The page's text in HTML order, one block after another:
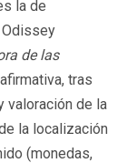
la de
de las
tras
valoración de la
la localización
(monedas,